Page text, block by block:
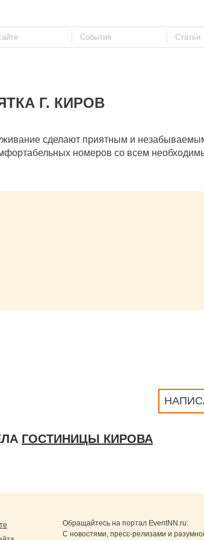
Г. КИРОВ
сделают приятным и
номеров со всем
ГОСТИНИЦЫ КИРОВА
Обращайтесь на портал EventNN.ru:
С новостями, пресс-релизами и